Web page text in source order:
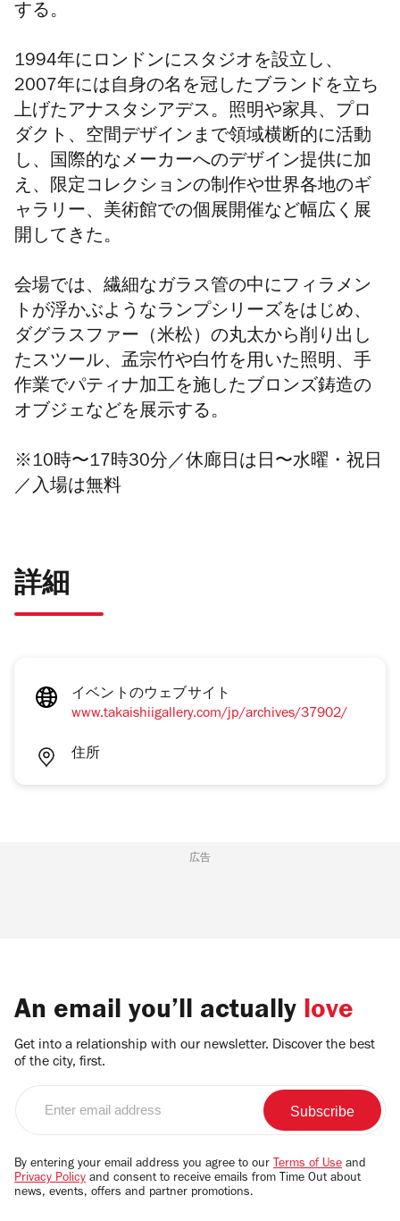
する。
1994年にロンドンにスタジオを設立し、
2007年には自身の名を冠したブランドを立ち
上げたアナスタシアデス。照明や家具、プロ
ダクト、空間デザインまで領域横断的に活動
し、国際的なメーカーへのデザイン提供に加
え、限定コレクションの制作や世界各地のギ
ャラリー、美術館での個展開催など幅広く展
開してきた。
会場では、繊細なガラス管の中にフィラメン
トが浮かぶようなランプシリーズをはじめ、
ダグラスファー（米松）の丸太から削り出し
たスツール、孟宗竹や白竹を用いた照明、手
作業でパティナ加工を施したブロンズ鋳造の
オブジェなどを展示する。
※10時〜17時30分／ 休廊日は 日〜水曜・祝日
／入場は無料
詳細
イベントのウェブサイト
www.takaishiigallery.com/jp/archives/37902/
住所
広告
An email you’ll actually love
Get into a relationship with our newsletter. Discover the best
of the city, first.
email
By entering your email address you agree to our Terms of Use and
Privacy Policy and consent to receive emails from Time Out about
news, events, offers and partner promotions.